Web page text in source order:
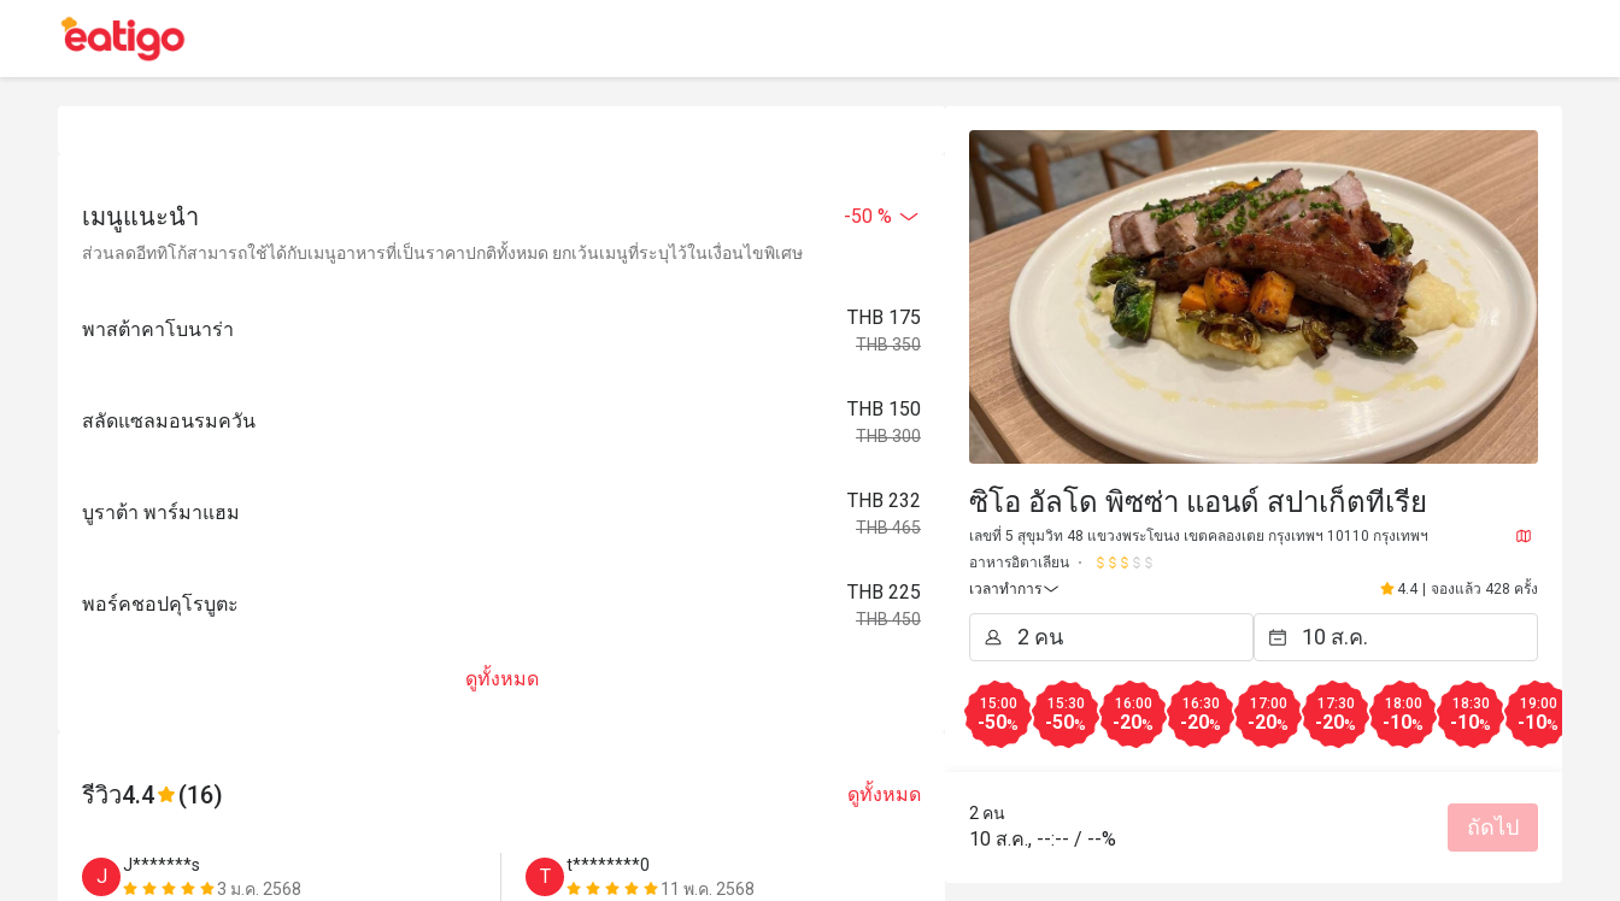
เมนูแนะนำ -50 %
ส่วนลดอีททิโก้สามารถใช้ได้กับเมนูอาหารที่เป็นราคาปกติทั้งหมด ยกเว้นเมนูที่ระบุไว้ในเงื่อนไขพิเศษ
พาสต้าคาโบนาร่า
THB 175
THB 350
สลัดแซลมอนรมควัน
THB 150
THB 300
บูราต้า พาร์มาแฮม
THB 232
THB 465
พอร์คชอปคุโรบูตะ
THB 225
THB 450
ดูทั้งหมด
รีวิว4.4 (16) ดูทั้งหมด
J
J*******s
3 ม.ค. 2568
T
t********0
11 พ.ค. 2568
ซิโอ อัลโด พิซซ่า แอนด์ สปาเก็ตทีเรีย
เลขที่ 5 สุขุมวิท 48 แขวงพระโขนง เขตคลองเตย กรุงเทพฯ 10110 กรุงเทพฯ
อาหารอิตาเลียน
เวลาทำการ
4.4 จองแล้ว 428 ครั้ง
15:00
-50%
15:30
-50%
16:00
-20%
16:30
-20%
17:00
-20%
17:30
-20%
18:00
-10%
18:30
-10%
19:00
-10%
2 คน
10 ส.ค., --:-- / --% ถัดไป